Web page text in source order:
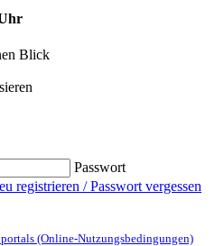
Blick
Passwort
registrieren / Passwort vergessen
(Online-Nutzungsbedingungen)